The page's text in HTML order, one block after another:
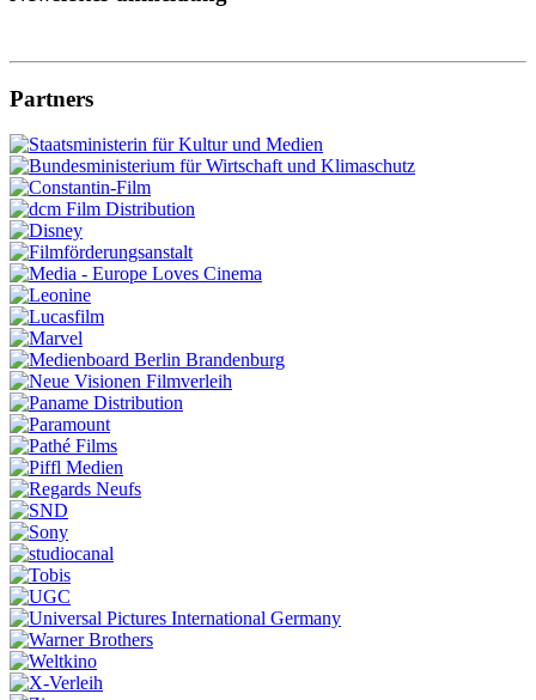
Partners